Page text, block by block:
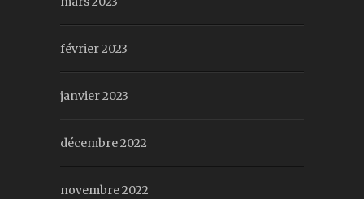
février 2023
janvier 2023
décembre 2022
novembre 2022